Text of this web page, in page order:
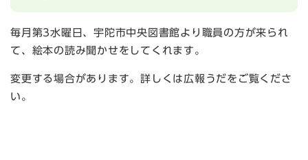
毎月第3水曜日、宇陀市中央図書館より職員の方が来られ
て、絵本の読み聞かせをしてくれます。
変更する場合があります。詳しくは広報うだをご覧くださ
い。